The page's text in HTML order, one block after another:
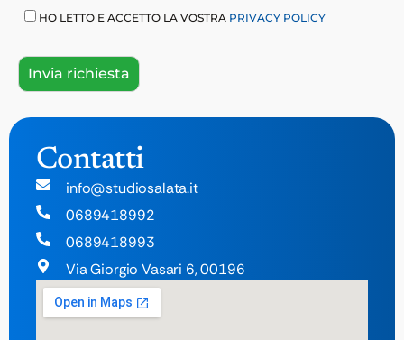
Contatti
info@studiosalata.it
0689418992
0689418993
Via Giorgio Vasari 6, 00196
HO LETTO E ACCETTO LA VOSTRA PRIVACY POLICY